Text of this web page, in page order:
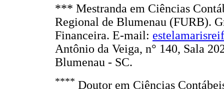
*** Mestranda em Ciências
Regional de Blumenau (FURB).
Financeira. E-mail:
Antônio da Veiga, n° 140, Sala
Blumenau - SC.
**** Doutor em Ciências